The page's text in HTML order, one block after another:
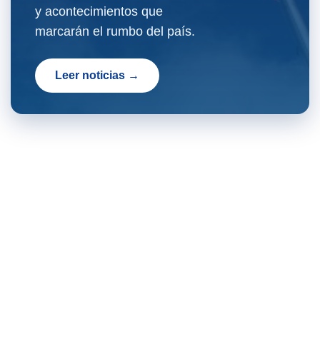
y acontecimientos que
marcarán el rumbo del país.
Leer noticias →